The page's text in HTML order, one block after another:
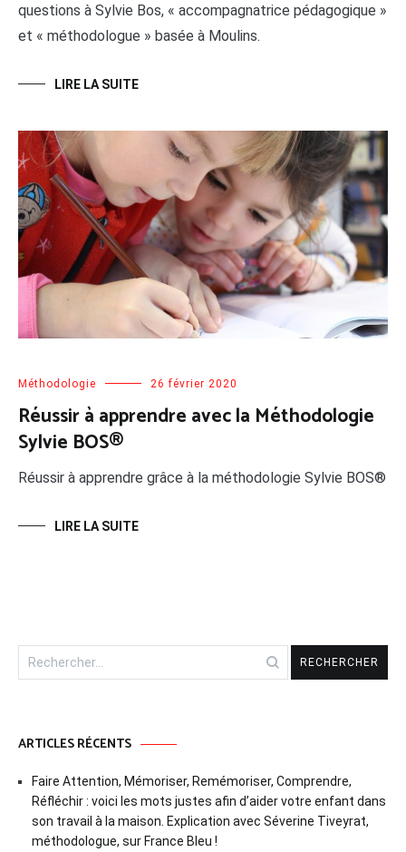
questions à Sylvie Bos, « accompagnatrice pédagogique »
et « méthodologue » basée à Moulins.
LIRE LA SUITE
Méthodologie 26 février 2020
Réussir à apprendre avec la Méthodologie
Sylvie BOS®
Réussir à apprendre grâce à la méthodologie Sylvie BOS®
LIRE LA SUITE
ARTICLES RÉCENTS
Faire Attention, Mémoriser, Remémoriser, Comprendre,
Réfléchir : voici les mots justes afin d’aider votre enfant dans
son travail à la maison. Explication avec Séverine Tiveyrat,
méthodologue, sur France Bleu !